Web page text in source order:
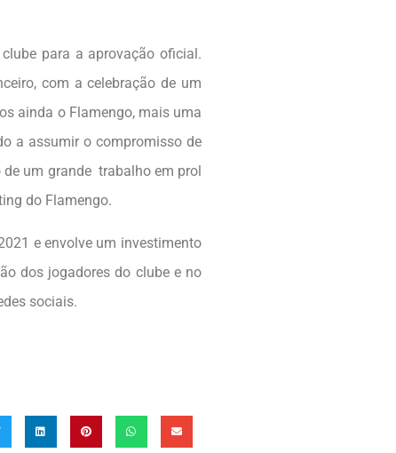
para a aprovação oficial.
com a celebração de um
ainda o Flamengo, mais uma
a assumir o compromisso de
um grande trabalho em prol
do Flamengo.
e envolve um investimento
dos jogadores do clube e no
sociais.